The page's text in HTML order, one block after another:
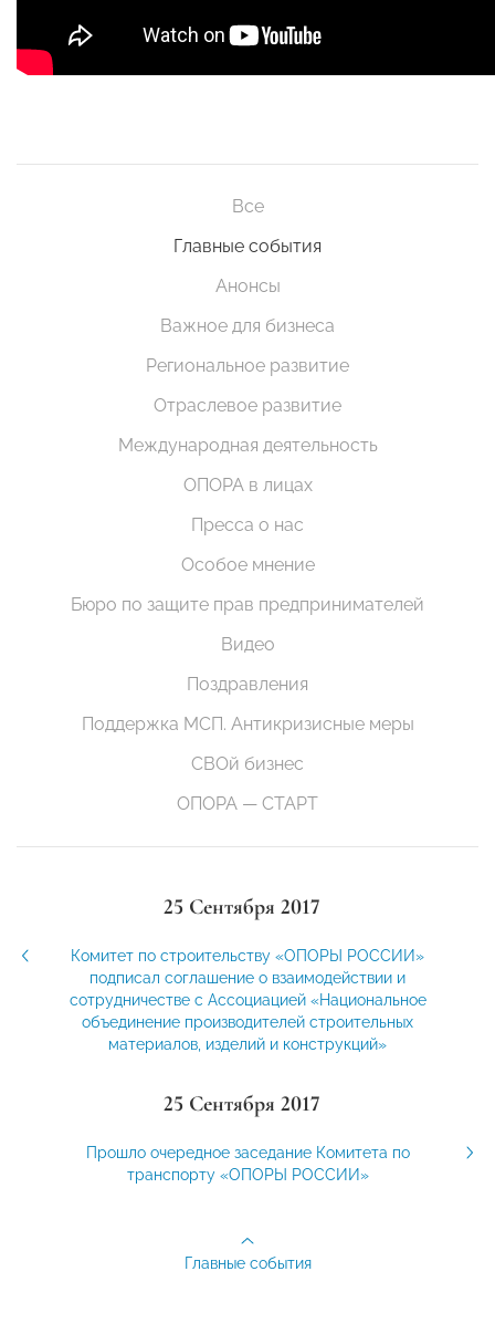
Все
Главные события
Анонсы
Важное для бизнеса
Региональное развитие
Отраслевое развитие
Международная деятельность
ОПОРА в лицах
Пресса о нас
Особое мнение
Бюро по защите прав предпринимателей
Видео
Поздравления
Поддержка МСП. Антикризисные меры
СВОй бизнес
ОПОРА — СТАРТ
25 Сентября 2017
Комитет по строительству «ОПОРЫ РОССИИ»
подписал соглашение о взаимодействии и
сотрудничестве с Ассоциацией «Национальное
объединение производителей строительных
материалов, изделий и конструкций»
25 Сентября 2017
Прошло очередное заседание Комитета по
транспорту «ОПОРЫ РОССИИ»
Главные события